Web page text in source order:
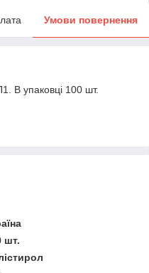
Умови повернення
В упаковці 100 шт.
шт.